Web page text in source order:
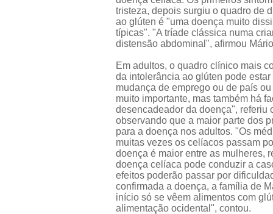
tristeza, depois surgiu o quadro de
ao glúten é "uma doença muito
típicas". "A tríade clássica numa
distensão abdominal", afirmou
Em adultos, o quadro clínico mais
da intolerância ao glúten pode
mudança de emprego ou de país
muito importante, mas também há
desencadeador da doença", referiu
observando que a maior parte dos
para a doença nos adultos. "Os
muitas vezes os celíacos passam
doença é maior entre as mulheres,
doença celíaca pode conduzir a
efeitos poderão passar por
confirmada a doença, a família de
início só se vêem alimentos com
alimentação ocidental", contou.